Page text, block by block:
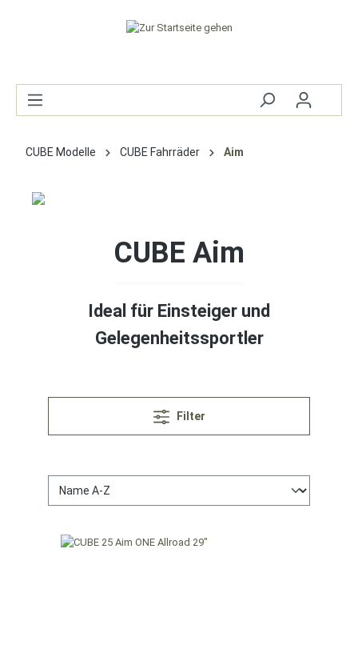
CUBE Modelle CUBE Fahrräder Aim
CUBE Aim
Ideal für Einsteiger und
Gelegenheitssportler
Filter